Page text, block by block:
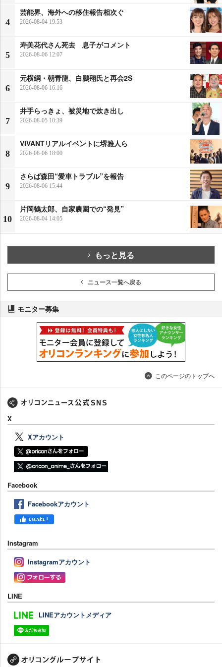
4
芸能界、海外への移住報告相次ぐ
2026-08-04 19:53
5
寿美花代さん死去 息子がコメント
2026-08-06 12:07
6
元横綱・朝青龍、白鵬翔氏と再会2S
2026-08-06 16:16
7
井手らっきょ、被災地で炊き出し
2026-08-05 10:39
8
VIVANTリアルイベントに堺雅人ら
2026-08-06 18:00
9
さらば森田“愛車トラブル”を報告
2026-08-06 15:44
10
片岡鶴太郎、自家農園での“発見”
2026-08-04 14:05
もっと見る
ニュース一覧へ戻る
モニター募集
このページのトップへ
X
Xアカウント
Facebook
Facebookアカウント
Instagram
Instagramアカウント
LINE
LINEアカウントメディア